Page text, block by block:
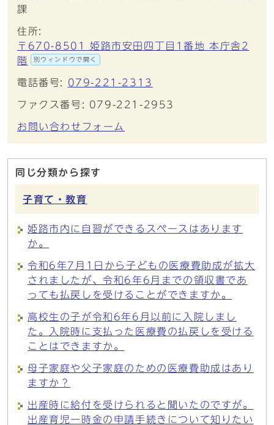
課
住所:
〒670-8501 姫路市安田四丁目1番地 本庁舎2
階
別ウィンドウで開く
電話番号: 079-221-2313
ファクス番号: 079-221-2953
お問い合わせフォーム
同じ分類から探す
子育て・教育
姫路市内に自習ができるスペースはあります
か。
令和6年7月1日から子どもの医療費助成が拡大
されましたが、令和6年6月までの領収書であ
っても払戻しを受けることができますか。
高校生の子が令和6年6月以前に入院しまし
た。入院時に支払った医療費の払戻しを受ける
ことはできますか。
母子家庭や父子家庭のための医療費助成はあり
ますか？
出産時に給付を受けられると聞いたのですが。
出産育児一時金の申請手続きについて知りたい